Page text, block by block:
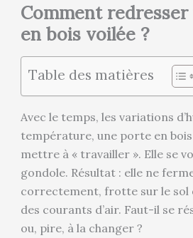
Comment
en bois voilée ?
Table des matières
Avec le temps, les variations
température, une porte en
mettre à « travailler ». Elle se
gondole. Résultat : elle ne
correctement, frotte sur le sol
des courants d’air. Faut-il se
ou, pire, à la changer ?